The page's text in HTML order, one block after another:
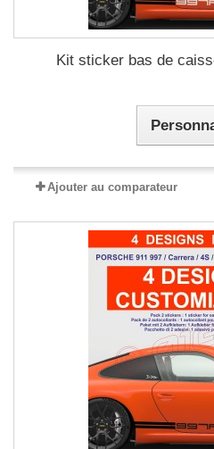
Kit sticker bas de
Ajouter au comparateur